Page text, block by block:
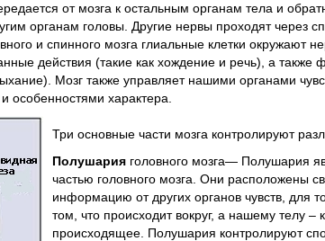
от мозга к остальным органам тела и
органам головы. Другие нервы проходят через
и спинного мозга глиальные клетки окружают
действия (такие как хождение и речь), а также
Мозг также управляет нашими органами
особенностями характера.
Три основные части мозга контролируют
Полушария головного мозга— Полушария
частью головного мозга. Они расположены
информацию от других органов чувств, для
том, что происходит вокруг, а нашему телу –
происходящее. Полушария контролируют